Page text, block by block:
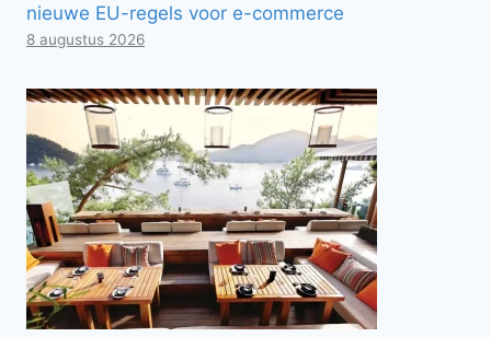
nieuwe EU-regels voor e-commerce
8 augustus 2026